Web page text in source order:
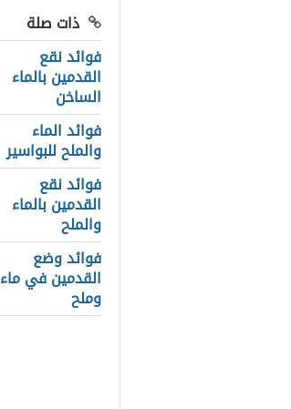
ذات صلة
فوائد نقع
القدمين بالماء
الساخن
فوائد الماء
والملح للبواسير
فوائد نقع
القدمين بالماء
والملح
فوائد وضع
القدمين في ماء
وملح